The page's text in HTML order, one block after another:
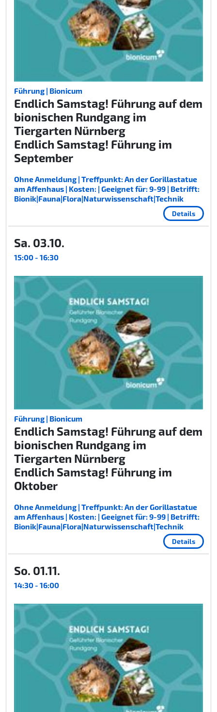
Führung | Bionicum
Endlich Samstag! Führung auf dem
bionischen Rundgang im
Tiergarten Nürnberg
Endlich Samstag! Führung im
September
Ohne Anmeldung | Treffpunkt: An der Gorillastatue
am Affenhaus | Kosten: | Geeignet für: 9-99 | Betrifft:
Bionik|Fauna|Flora|Naturwissenschaft|Technik
Details
Sa. 03.10.
15:00 - 16:30
Führung | Bionicum
Endlich Samstag! Führung auf dem
bionischen Rundgang im
Tiergarten Nürnberg
Endlich Samstag! Führung im
Oktober
Ohne Anmeldung | Treffpunkt: An der Gorillastatue
am Affenhaus | Kosten: | Geeignet für: 9-99 | Betrifft:
Bionik|Fauna|Flora|Naturwissenschaft|Technik
Details
So. 01.11.
14:30 - 16:00